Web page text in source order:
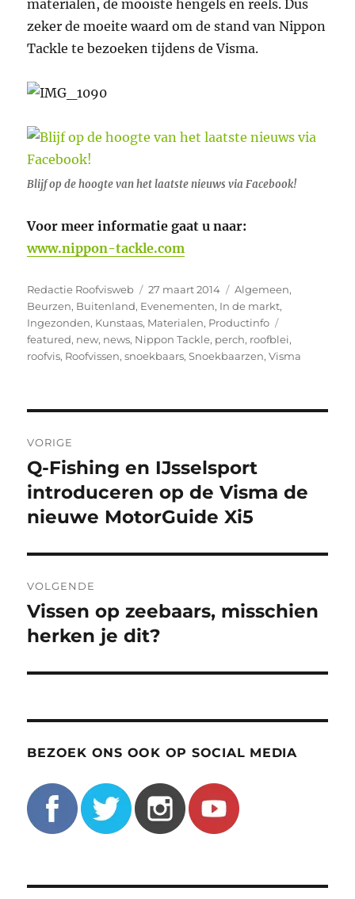
materialen, de mooiste hengels en reels. Dus
zeker de moeite waard om de stand van Nippon
Tackle te bezoeken tijdens de Visma.
Blijf op de hoogte van het laatste nieuws via Facebook!
Voor meer informatie gaat u naar:
www.nippon-tackle.com
Auteur
Redactie Roofvisweb
Geplaatst
op
27 maart 2014 Categorieën
Algemeen,
Beurzen, Buitenland, Evenementen, In de markt,
Ingezonden, Kunstaas, Materialen, Productinfo
featured, new, news, Nippon Tackle, perch, roofblei,
roofvis, Roofvissen,snoekbaars,Snoekbaarzen,Visma
navigatie
VORIGE
Vorig
bericht:
Q-Fishing en IJsselsport
introduceren op de Visma de
nieuwe MotorGuide Xi5
VOLGENDE
Volgend
bericht:
Vissen op zeebaars, misschien
herken je dit?
BEZOEK ONS OOK OP SOCIAL MEDIA